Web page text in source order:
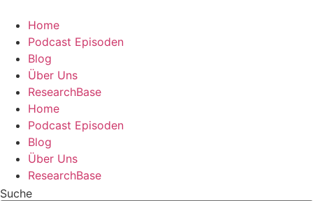
Inhalt
springen
Home
Podcast Episoden
Blog
Über Uns
ResearchBase
Home
Podcast Episoden
Blog
Über Uns
ResearchBase
Suche